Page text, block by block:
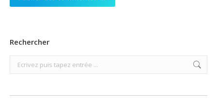
Rechercher
Search: